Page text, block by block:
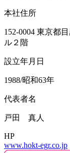
本社住所
152-0004 東京都
ル２階
設立年月日
1988/昭和63年
代表者名
戸田 真人
HP
www.hokt-egr.co.jp